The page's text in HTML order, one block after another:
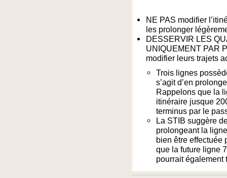
NE PAS modifier
les prolonger
DESSERVIR LES
UNIQUEMENT PAR
modifier leurs trajets
Trois lignes
s’agit d’en
Rappelons que la
itinéraire jusque
terminus par le
La STIB suggère
prolongeant la
bien être effectuée
que la future ligne
pourrait également